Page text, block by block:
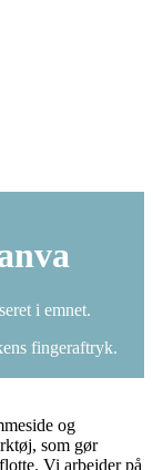
i emnet.
fingeraftryk.
og
som gør
Vi arbejder på